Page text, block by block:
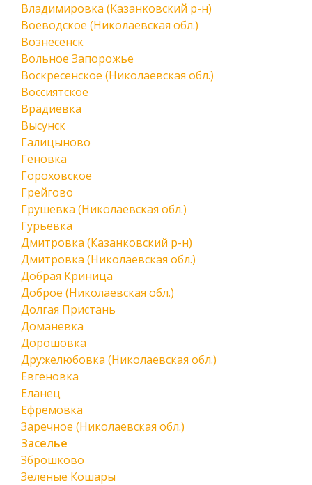
Владимировка (Казанковский р-н)
Воеводское (Николаевская обл.)
Вознесенск
Вольное Запорожье
Воскресенское (Николаевская обл.)
Воссиятское
Врадиевка
Высунск
Галицыново
Геновка
Гороховское
Грейгово
Грушевка (Николаевская обл.)
Гурьевка
Дмитровка (Казанковский р-н)
Дмитровка (Николаевская обл.)
Добрая Криница
Доброе (Николаевская обл.)
Долгая Пристань
Доманевка
Дорошовка
Дружелюбовка (Николаевская обл.)
Евгеновка
Еланец
Ефремовка
Заречное (Николаевская обл.)
Заселье
Зброшково
Зеленые Кошары